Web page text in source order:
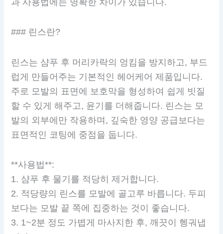
### 린스란?
린스는 샴푸 후 머리카락의 엉킴을 방지하고, 부드
럽게 만들어주는 기본적인 헤어케어 제품입니다.
주로 모발의 표면에 보호막을 형성하여 쉽게 빗질
할 수 있게 해주고, 윤기를 더해줍니다. 린스는 모
발의 외부에만 작용하며, 깊숙한 영양 공급보다는
표면적인 코팅에 중점을 둡니다.
**사용법**:
1. 샴푸 후 물기를 적당히 제거합니다.
2. 적당량의 린스를 모발에 골고루 바릅니다. 두피
보다는 모발 끝 쪽에 집중하는 것이 좋습니다.
3. 1~2분 정도 가볍게 마사지한 후, 깨끗이 헹궈냅